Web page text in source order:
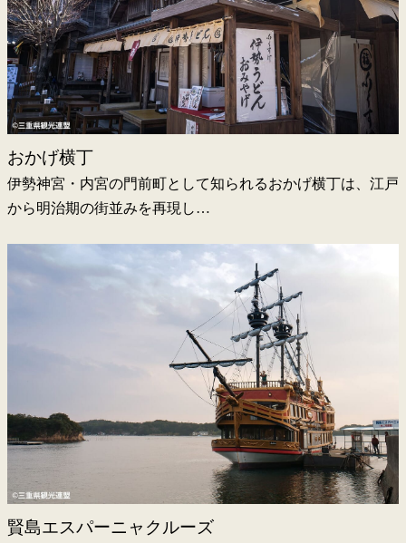
おかげ横丁
伊勢神宮・内宮の門前町として知られるおかげ横丁は、江戸
から明治期の街並みを再現し…
賢島エスパーニャクルーズ